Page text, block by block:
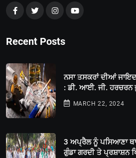
Recent Posts
ਨਸਾ ਤਸਕਰਾਂ ਦੀਆਂ
: ਡੀ. ਆਈ. ਜੀ. ਹਰਚਰਨ
MARCH 22, 2024
3 ਅਪ੍ਰੈਲ ਨੂੰ ਪਸਿਆਣਾ
ਗੁੰਡਾ ਗਰਦੀ ਤੇ ਪ੍ਰਸ਼ਾਸ਼ਨ